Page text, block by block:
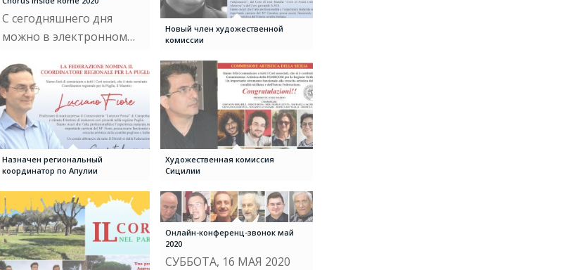
С сегодняшнего дня
можно в электронном…
Новый член художественной
комиссии
Назначен региональный
координатор по Апулии
Художественная комиссия
Сицилии
Онлайн-конференц-звонок май
2020
СУББОТА, 16 МАЯ 2020